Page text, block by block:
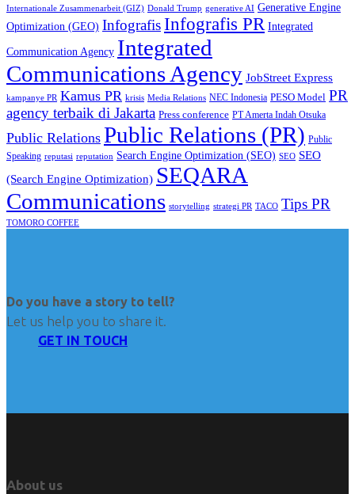
Internationale Zusammenarbeit (GIZ) Donald Trump generative AI Generative Engine
Optimization (GEO) InfografisInfografis PR Integrated
Communication Agency Integrated
Communications Agency JobStreet Express
kampanye PR Kamus PR krisis Media Relations NEC Indonesia PESO Model PR
agency terbaik di Jakarta Press conference PT Amerta Indah Otsuka
Public Relations Public Relations (PR) Public
Speaking reputasi reputation Search Engine Optimization (SEO) SEO SEO
(Search Engine Optimization) SEQARA
Communications storytelling strategi PR TACO Tips PR
TOMORO COFFEE
Do you have a story to tell?
Let us help you to share it.
GET IN TOUCH
About us